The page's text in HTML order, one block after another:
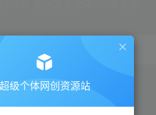
引流 短视频 小红书
超级个体网创资源站